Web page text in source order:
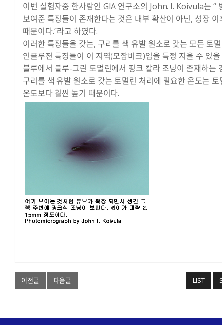
이번 실험자중 한사람인 GIA 연구소의 John. I. Koivula는 “
보여준 특징들이 존재한다는 것은 내부 확산이 아닌, 성장
때문이다.”라고 하였다.
이러한 특징들을 갖는, 구리를 색 유발 원소로 갖는 모든 토
인클루젼 특징들이 이 지역(모잠비크)임을 특정 지을 수 있을
블루에서 블루-그린 토멀린에서 핑크 칼라 조닝이 존재하는
구리를 색 유발 원소로 갖는 토멀린 처리에 필요한 온도는
온도보다 훨씬 높기 때문이다.
이전글 다음글 LIST